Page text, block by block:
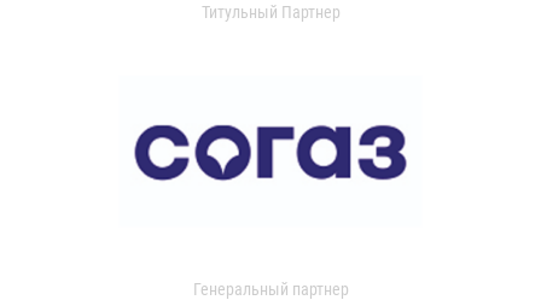
Титульный Партнер
Генеральный партнер